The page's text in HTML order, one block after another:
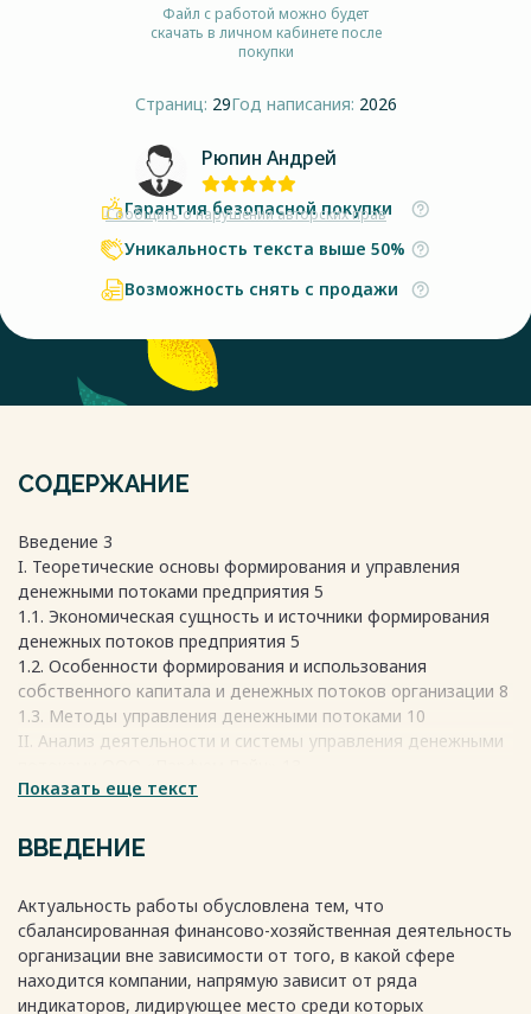
Файл с работой можно будет
скачать в личном кабинете после
покупки
Страниц: 29Год написания: 2026
Рюпин Андрей
Сообщить о нарушении авторских прав
Гарантия безопасной покупки
Уникальность текста выше 50%
Возможность снять с продажи
СОДЕРЖАНИЕ
Введение 3
I. Теоретические основы формирования и управления
денежными потоками предприятия 5
1.1. Экономическая сущность и источники формирования
денежных потоков предприятия 5
1.2. Особенности формирования и использования
собственного капитала и денежных потоков организации 8
1.3. Методы управления денежными потоками 10
II. Анализ деятельности и системы управления денежными
2.1. Краткая характеристика предприятия ООО «Парфюм
2.2. Анализ и особенности управления денежными
средствами на предприятии ООО «Парфюм Лайн» 18
средств на ООО «Парфюм Лайн» 21
Заключение 24
Список использованных источников 26
Приложения 28
Показать еще текст
ВВЕДЕНИЕ
Актуальность работы обусловлена тем, что
сбалансированная финансово-хозяйственная деятельность
организации вне зависимости от того, в какой сфере
находится компании, напрямую зависит от ряда
индикаторов, лидирующее место среди которых